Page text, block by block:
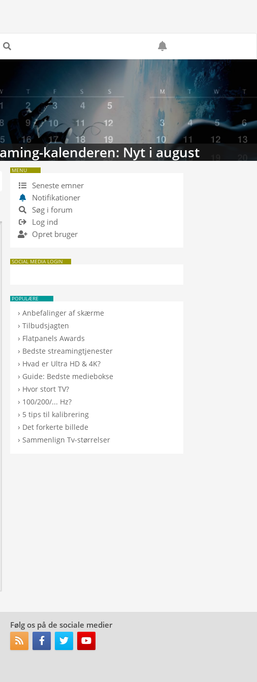
kalenderen: Nyt i august
MENU
Seneste emner
Notifikationer
Søg i forum
Log ind
Opret bruger
SOCIAL MEDIA LOGIN
POPULÆRE
›Anbefalinger af skærme
›Tilbudsjagten
› Flatpanels Awards
› Bedste streamingtjenester
› Hvad er Ultra HD & 4K?
› Guide: Bedste mediebokse
› Hvor stort TV?
› 100/200/... Hz?
› 5 tips til kalibrering
› Det forkerte billede
›Sammenlign Tv-størrelser
Følg os på de sociale medier